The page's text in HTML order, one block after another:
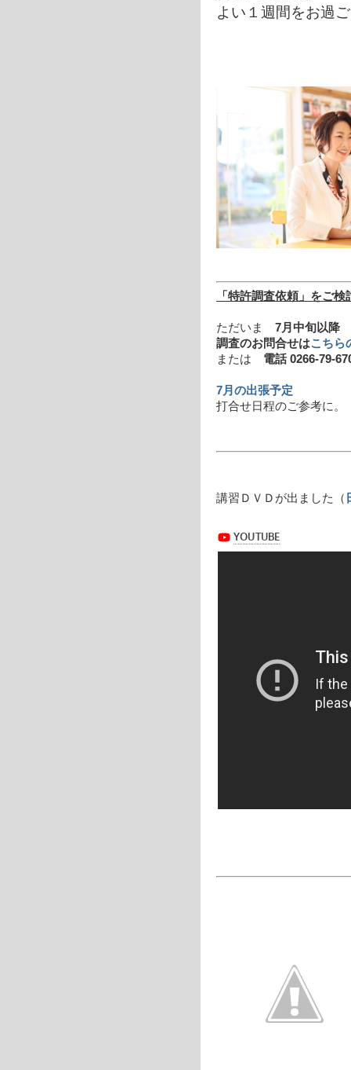
よい１週間をお過
「特許調査依頼」をご
ただいま 7月中旬以降
調査のお問合せはこちら
または 電話 0266-79-
7月の出張予定
打合せ日程のご参考に。
講習ＤＶＤが出ました（